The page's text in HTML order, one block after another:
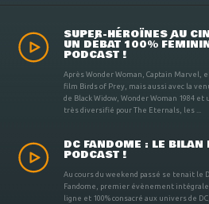
SUPER-HÉROÏNES AU
UN DÉBAT 100%
PODCAST !
Après Wonder Woman, Captain Marvel,
film Birds of Prey, mais aussi avec la
de Black Widow, Wonder Woman 1984 et
très diversifié pour The Eternals, les ...
DC FANDOME : LE BILAN
PODCAST !
Au cours du weekend passé se tenait le
Fandome, premier évènement
ligne et 100% consacré aux univers de